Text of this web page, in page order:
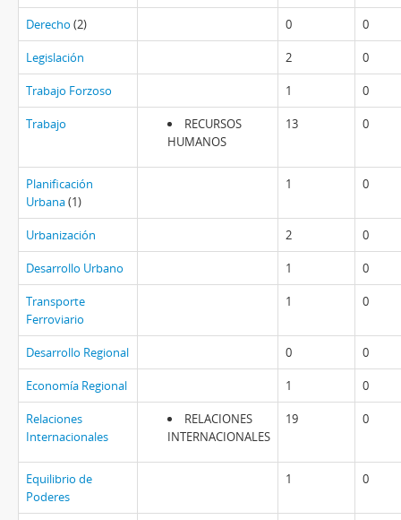
Derecho (2) 0 0
Legislación 2 0
Trabajo Forzoso 1 0
Trabajo
RECURSOS
HUMANOS
13 0
Planificación
Urbana(1)
1 0
Urbanización 2 0
Desarrollo Urbano 1 0
Transporte
Ferroviario
1 0
Desarrollo Regional 0 0
Economía Regional 1 0
Relaciones
Internacionales
RELACIONES
INTERNACIONALES
19 0
Equilibrio de
Poderes
1 0